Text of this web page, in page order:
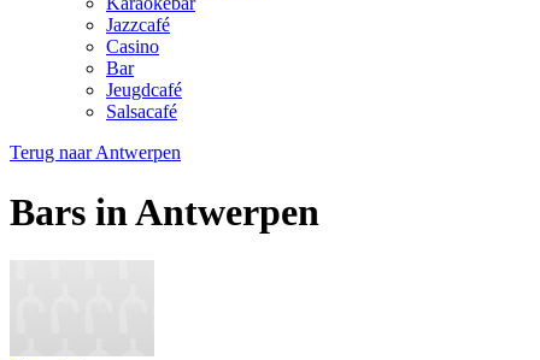
Jazzcafé
Casino
Bar
Jeugdcafé
Salsacafé
Terug naar Antwerpen
Bars in Antwerpen